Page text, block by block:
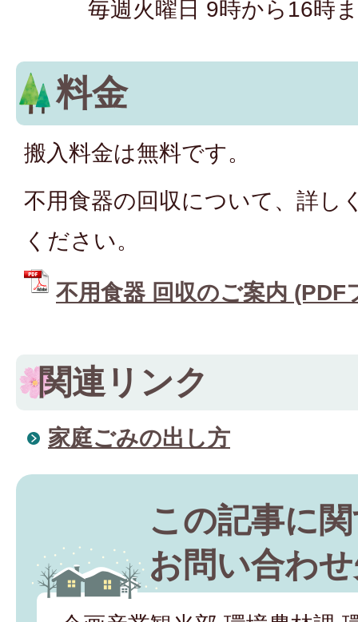
毎週火曜日 9時から16時
料金
搬入料金は無料です。
不用食器の回収について、詳し
ください。
不用食器 回収のご案内
関連リンク
家庭ごみの出し方
この記事に
お問い合わ